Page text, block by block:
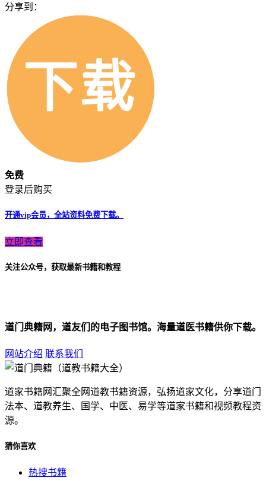
分享到：
免费
登录后购买
开通vip会员，全站资料免费下载。
立即查看
关注公众号，获取最新书籍和教程
道门典籍网，道友们的电子图书馆。海量道医书籍供你下载。
网站介绍 联系我们
道家书籍网汇聚全网道教书籍资源，弘扬道家文化，分享道门
法本、道教养生、国学、中医、易学等道家书籍和视频教程资
源。
猜你喜欢
热搜书籍